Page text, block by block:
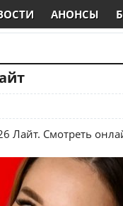
АНОНСЫ
Лайт. Смотреть